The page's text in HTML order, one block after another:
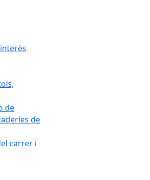
de
de
carrer i